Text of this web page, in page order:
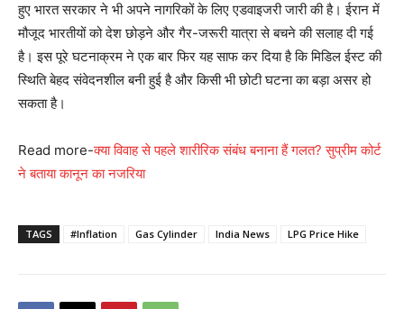
हुए भारत सरकार ने भी अपने नागरिकों के लिए एडवाइजरी जारी की है। ईरान में
मौजूद भारतीयों को देश छोड़ने और गैर-जरूरी यात्रा से बचने की सलाह दी गई
है। इस पूरे घटनाक्रम ने एक बार फिर यह साफ कर दिया है कि मिडिल ईस्ट की
स्थिति बेहद संवेदनशील बनी हुई है और किसी भी छोटी घटना का बड़ा असर हो
सकता है।
Read more-क्या विवाह से पहले शारीरिक संबंध बनाना हैं गलत? सुप्रीम कोर्ट
ने बताया कानून का नजरिया
TAGS #Inflation Gas Cylinder India News LPG Price Hike